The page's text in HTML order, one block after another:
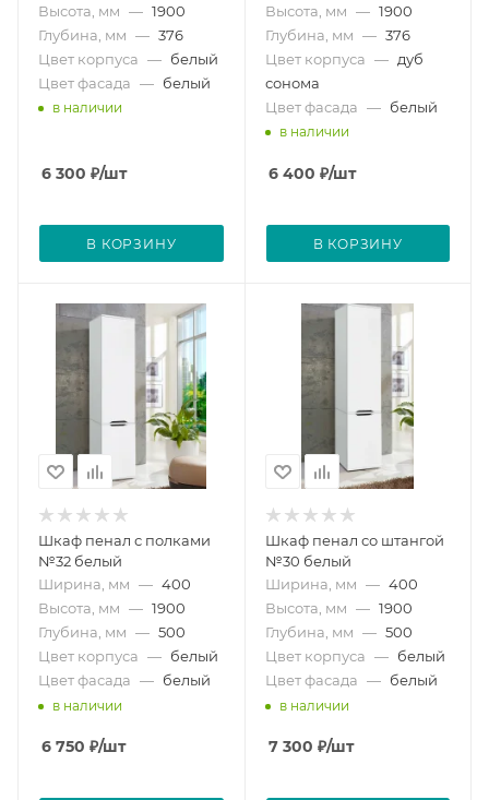
Высота, мм — 1900
Глубина, мм — 376
Цвет корпуса — белый
Цвет фасада — белый
в наличии
6 300 ₽/шт
В КОРЗИНУ
Высота, мм — 1900
Глубина, мм — 376
Цвет корпуса — дуб
сонома
Цвет фасада — белый
в наличии
6 400 ₽/шт
В КОРЗИНУ
Шкаф пенал с полками
№32 белый
Ширина, мм — 400
Высота, мм — 1900
Глубина, мм — 500
Цвет корпуса — белый
Цвет фасада — белый
в наличии
6 750 ₽/шт
Шкаф пенал со штангой
№30 белый
Ширина, мм — 400
Высота, мм — 1900
Глубина, мм — 500
Цвет корпуса — белый
Цвет фасада — белый
в наличии
7 300 ₽/шт